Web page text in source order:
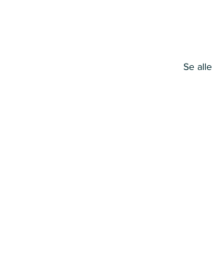
Se alle